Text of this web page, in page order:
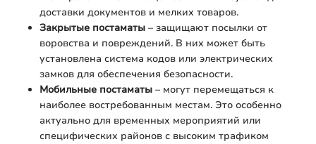
доставки документов и мелких товаров.
Закрытые постаматы – защищают посылки от
воровства и повреждений. В них может быть
установлена система кодов или электрических
замков для обеспечения безопасности.
Мобильные постаматы – могут перемещаться к
наиболее востребованным местам. Это особенно
актуально для временных мероприятий или
специфических районов с высоким трафиком